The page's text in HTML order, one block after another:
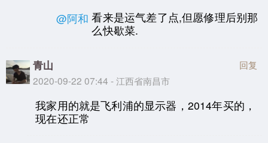
@阿和 看来是运气差了点,但愿修理后别那
么快歇菜.
青山
2020-09-22 07:44 - 江西省南昌市
回复
我家用的就是飞利浦的显示器，2014年买的，
现在还正常